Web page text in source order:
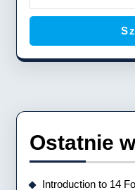
Ostatnie
Introduction to 14